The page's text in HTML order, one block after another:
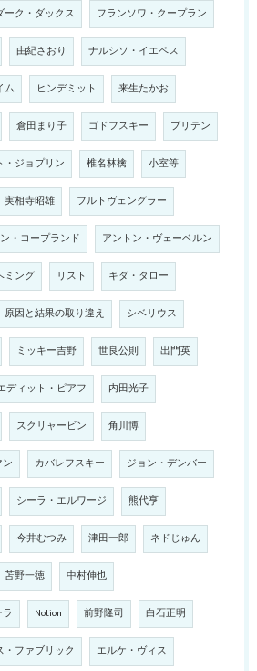
ーク・ダックス フランソワ・クープラン
由紀さおり ナルシソ・イエペス
ム ヒンデミット 来生たかお
倉田まり子 ゴドフスキー ブリテン
・ジョプリン 椎名林檎 小室等
実相寺昭雄 フルトヴェングラー
・コープランド アントン・ヴェーベルン
ミング リスト キダ・タロー
原因と結果の取り違え シベリウス
ミッキー吉野 世良公則 出門英
ディット・ピアフ 内田光子
スクリャービン 角川博
カバレフスキー ジョン・デンバー
シーラ・エルワージ 熊代亨
今井むつみ 津田一郎 ネドじゅん
苫野一徳 中村伸也
Notion 前野隆司 白石正明
・ファブリック エルケ・ヴィス